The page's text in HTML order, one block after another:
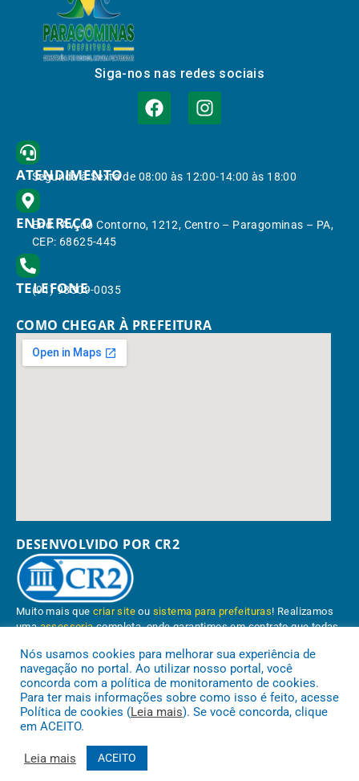
Siga-nos nas redes sociais
ATENDIMENTO
Segunda à Sexta de 08:00 às 12:00-14:00 às 18:00
ENDEREÇO
End.: Av. do Contorno, 1212, Centro – Paragominas – PA,
CEP: 68625-445
TELEFONE
(91) 98309-0035
COMO CHEGAR À PREFEITURA
DESENVOLVIDO POR CR2
Muito mais quecriar site ou sistema para prefeituras! Realizamos
umaassessoriacompleta, onde garantimos em contrato que todas
Conheça oPNTP e oRadar da Transparência Pública
Nós usamos cookies para melhorar sua experiência de
navegação no portal. Ao utilizar nosso portal, você
concorda com a política de monitoramento de cookies.
Para ter mais informações sobre como isso é feito, acesse
Política de cookies (Leia mais). Se você concorda, clique
em ACEITO.
Leia mais ACEITO